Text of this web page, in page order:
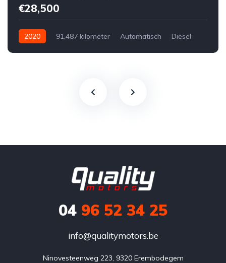
€28,500
2020 91,487 kilometer Automatisch
Diesel
04 96 52 34 25
info@qualitymotors.be
Ninovesteenweg 223, 9320 Erembodegem